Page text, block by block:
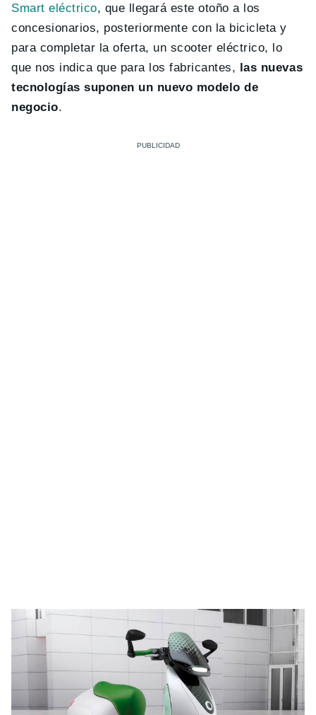
Smart eléctrico, que llegará este otoño a los
concesionarios, posteriormente con la bicicleta y
para completar la oferta, un scooter eléctrico, lo
que nos indica que para los fabricantes, las nuevas
tecnologías suponen un nuevo modelo de
negocio.